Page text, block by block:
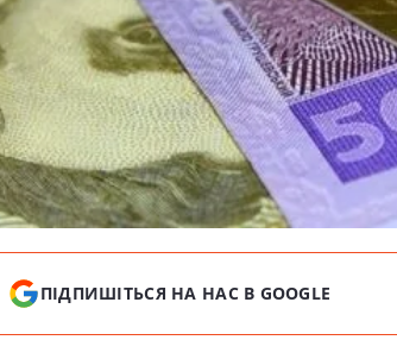
ПІДПИШІТЬСЯ НА НАС В GOOGLE